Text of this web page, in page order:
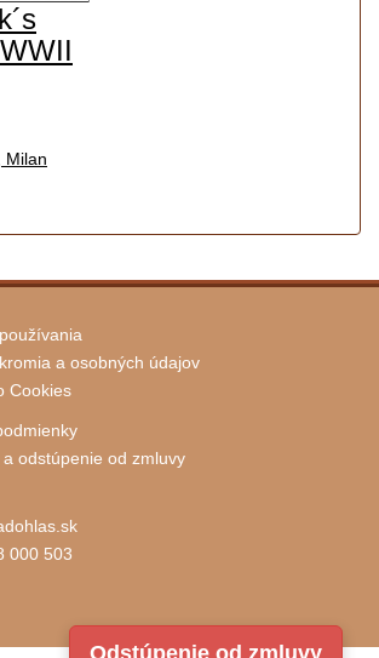
Odstúpenie od zmluvy
Milan
a osobných údajov
Cookies
odstúpenie od zmluvy
000 503